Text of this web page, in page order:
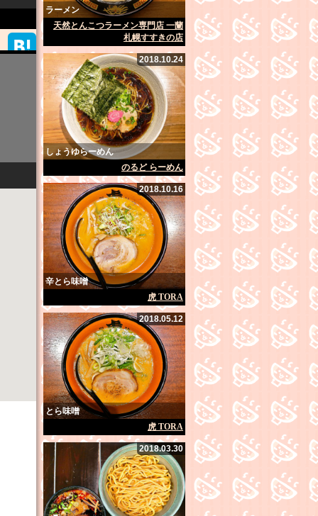
ラーメン
天然とんこつラーメン専門店 一蘭
札幌すすきの店
2018.10.24
しょうゆらーめん
のるど らーめん
2018.10.16
辛とら味噌
虎 TORA
2018.05.12
とら味噌
虎 TORA
2018.03.30